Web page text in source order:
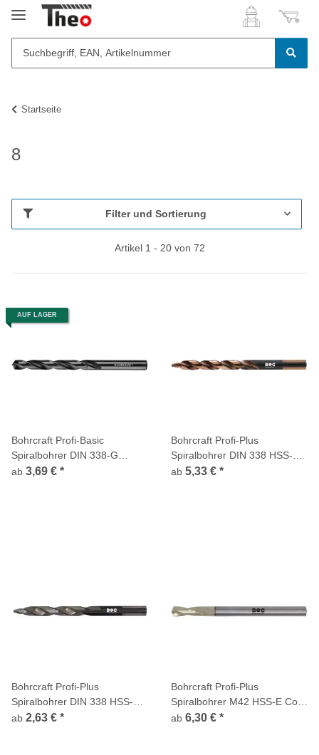
Startseite
8
Filter und Sortierung
Artikel 1 - 20 von 72
AUF LAGER
Bohrcraft Profi-Basic
Spiralbohrer DIN 338-G
schwarz Typ N
ab 3,69 € *
Bohrcraft Profi-Plus
Spiralbohrer DIN 338 HSS-E
Co5 kobalt, TURBO STEP
ab 5,33 € *
Bohrcraft Profi-Plus
Spiralbohrer DIN 338 HSS-G
geschliffen, TURBO STEP
ab 2,63 € *
Bohrcraft Profi-Plus
Spiralbohrer M42 HSS-E Co8
HARDOX
ab 6,30 € *